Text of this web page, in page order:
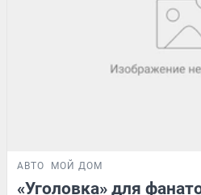
АВТО МОЙ ДОМ
«Уголовка» для